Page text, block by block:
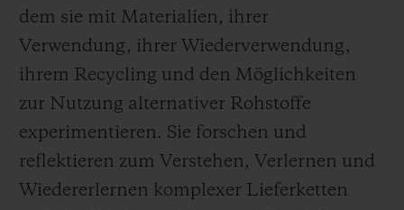
dem sie mit Materialien, ihrer
Verwendung, ihrer Wiederverwendung,
ihrem Recycling und den Möglichkeiten
zur Nutzung alternativer Rohstoffe
experimentieren. Sie forschen und
reflektieren zum Verstehen, Verlernen und
Wiedererlernen komplexer Lieferketten